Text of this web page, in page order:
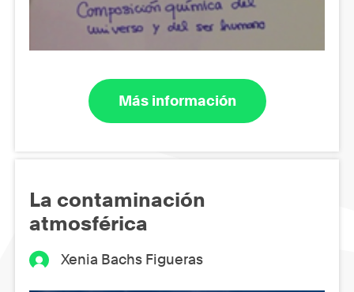
Más información
La contaminación
atmosférica
Xenia Bachs Figueras